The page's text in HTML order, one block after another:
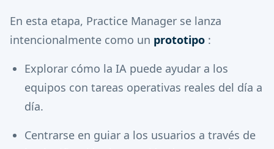
En esta etapa, Practice Manager se lanza
intencionalmente como un prototipo :
Explorar cómo la IA puede ayudar a los
equipos con tareas operativas reales del día a
día.
Centrarse en guiar a los usuarios a través de